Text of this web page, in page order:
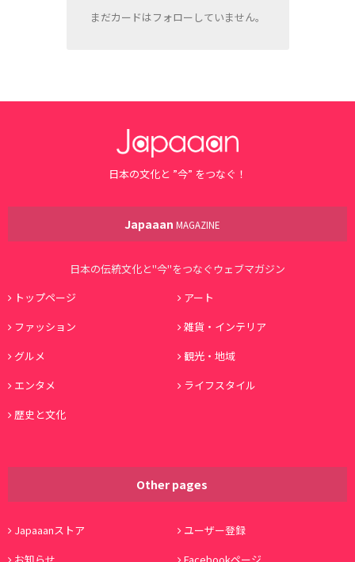
まだカードはフォローしていません。
日本の文化と ”今” をつなぐ！
Japaaan MAGAZINE
日本の伝統文化と"今"をつなぐウェブマガジン
トップページ
アート
ファッション
雑貨・インテリア
グルメ
観光・地域
エンタメ
ライフスタイル
歴史と文化
Other pages
Japaaanストア
ユーザー登録